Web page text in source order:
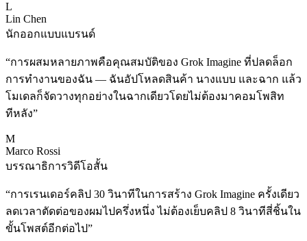
L
Lin Chen
นักออกแบบแบรนด์
“การผสมหลายภาพคือคุณสมบัติของ Grok Imagine ที่ปลดล็อก
การทำงานของฉัน — ฉันอัปโหลดสินค้า นางแบบ และฉาก แล้ว
โมเดลก็จัดวางทุกอย่างในฉากเดียวโดยไม่ต้องมาคอมโพสิท
ทีหลัง”
M
Marco Rossi
บรรณาธิการวิดีโอสั้น
“การเรนเดอร์คลิป 30 วินาทีในการสร้าง Grok Imagine ครั้งเดียว
ลดเวลาตัดต่อของผมไปครึ่งหนึ่ง ไม่ต้องเย็บคลิป 8 วินาทีสี่ชิ้นใน
ขั้นโพสต์อีกต่อไป”